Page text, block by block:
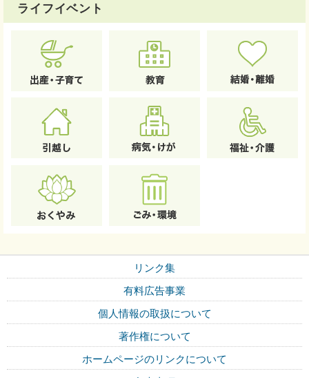
ライフイベント
リンク集
有料広告事業
個人情報の取扱について
著作権について
ホームページのリンクについて